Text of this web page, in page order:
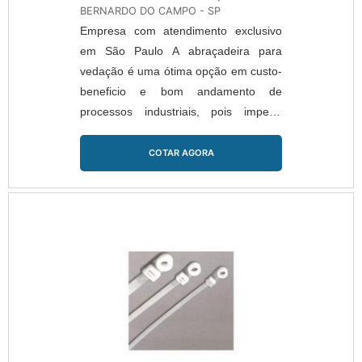
detalhes primordiais que são deixados
de lado por muitas empresas que não
focam na fidelização do cliente.É
sempre ser adquirido com empresas
especializadas no segmento. Esse tipo
adequadamente. Assim, é possível
poupar gastos desnecessários.Existem
diversos motivos para a Piralux ter se
tornado destaque quando pensamos
em uma empresa que entrega
BERNARDO DO CAMPO - SP
Empresa com atendimento exclusivo
em São Paulo A abraçadeira para
vedação é uma ótima opção em custo-
beneficio e bom andamento de
processos industriais, pois impede
gastos da companhia. Com instalação
rápida, repara rapidamente danos na
tubulação a deixando como nova,
a abraçadeira para vedação Straub, o
consumidor economiza tempo, gastos
COTAR AGORA